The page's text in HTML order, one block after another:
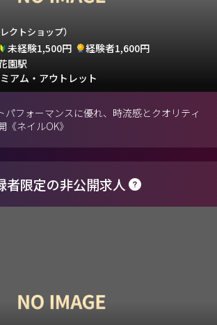
レクトショップ）
未経験1,500円
経験者1,600円
園駅
アム・アウトレット
パフォーマンスに優れ、時流感とクオリティ
《ネイルOK》
者限定の非公開求人